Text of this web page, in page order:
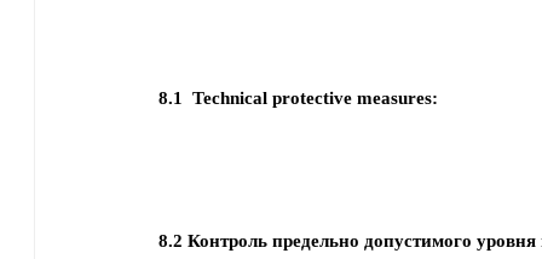
8.1 Technical protective measures:
8.2 Контроль предельно допустимого уровня